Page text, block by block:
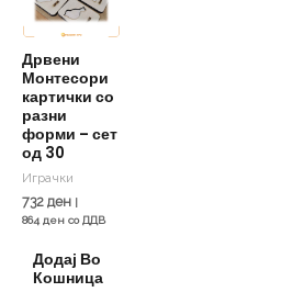
Дрвени
Монтесори
картички со
разни
форми – сет
од 30
Играчки
732 ден
864 ден со ДДВ
Додај Во
Кошница